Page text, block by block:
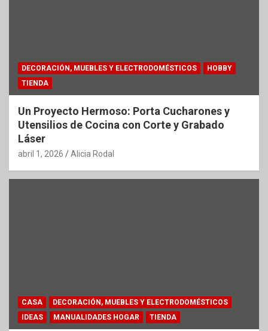
DECORACIÓN, MUEBLES Y ELECTRODOMÉSTICOS
HOBBY
TIENDA
Un Proyecto Hermoso: Porta Cucharones y
Utensilios de Cocina con Corte y Grabado
Láser
abril 1, 2026 Alicia Rodal
CASA
DECORACIÓN, MUEBLES Y ELECTRODOMÉSTICOS
IDEAS
MANUALIDADES HOGAR TIENDA